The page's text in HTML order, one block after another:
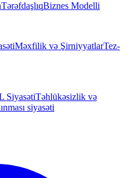
TərəfdaşlıqBiznes Modelli
Məxfilik və ŞirniyyatlarTez-
SiyasətiTəhlükəsizlik və
siyasəti